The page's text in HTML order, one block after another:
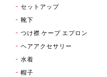
セットアップ
靴下
つけ襟 ケープ エプロン
ヘアアクセサリー
水着
帽子